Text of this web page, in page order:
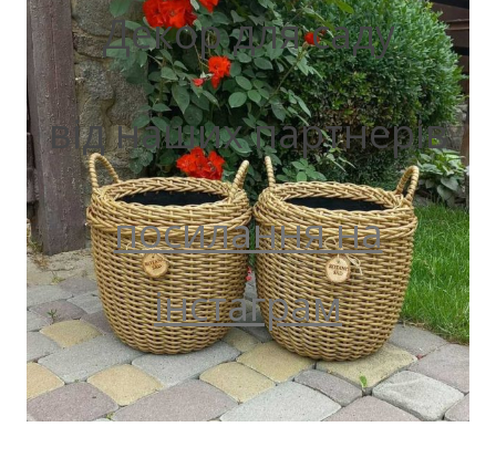
Декор для саду
від наших партнерів
посилання на
інстаграм